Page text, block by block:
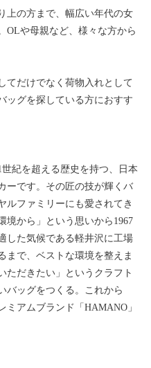
上の方まで、幅広い年代の女
OLや母親など、様々な方から
てだけでなく荷物入れとして
ッグを探している方におすす
紀を超える歴史を持つ、日本
ーです。その匠の技が輝くバ
ルファミリーにも愛されてき
境から」という思いから1967
した気候である軽井沢に工場
まで、ベストな環境を整えま
ただきたい」というクラフト
バッグをつくる。これから
ミアムブランド「HAMANO」